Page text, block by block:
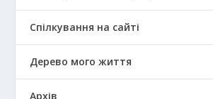
Спілкування на сайті
Дерево мого життя
Архів